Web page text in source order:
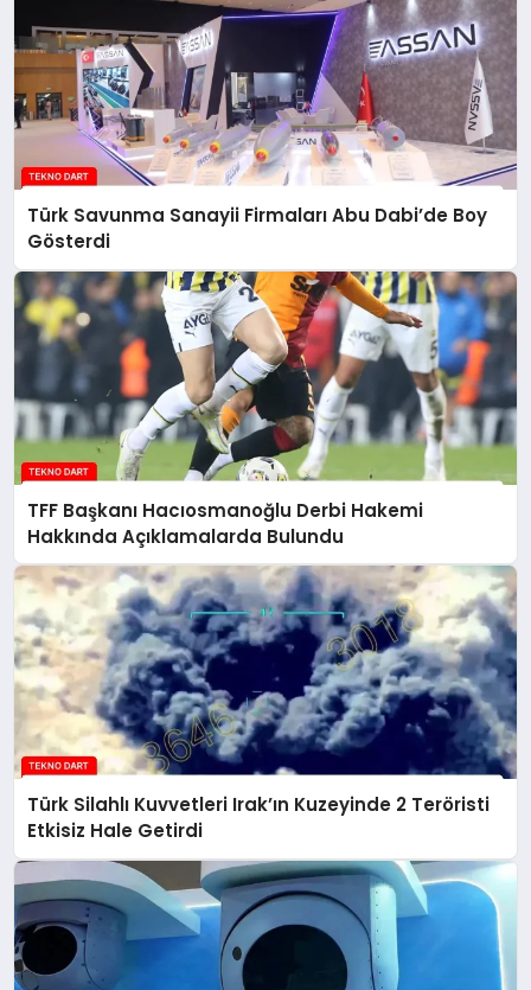
Türk Savunma Sanayii Firmaları Abu Dabi’de Boy
Gösterdi
TFF Başkanı Hacıosmanoğlu Derbi Hakemi
Hakkında Açıklamalarda Bulundu
Türk Silahlı Kuvvetleri Irak’ın Kuzeyinde 2 Teröristi
Etkisiz Hale Getirdi